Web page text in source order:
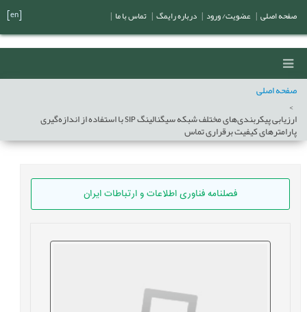
صفحه اصلی
ارزیابی پیکربندی‌های مختلف شبکه سیگنالینگ SIP با استفاده از اندازه‌گیری
پارامترهای کیفیت برقراری تماس
فصلنامه فناوری اطلاعات و ارتباطات ایران
صفحه اصلی عضویت/ ورود درباره رایمگ تماس با ما